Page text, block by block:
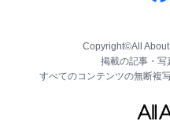
Copyright©All
掲載の記事・写
すべてのコンテンツの無断複